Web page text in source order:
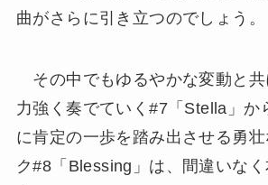
曲がさらに引き立つのでしょう。
その中でもゆるやかな変動と共
力強く奏でていく#7「Stella」か
に肯定の一歩を踏み出させる勇
ク#8「Blessing」は、間違いな